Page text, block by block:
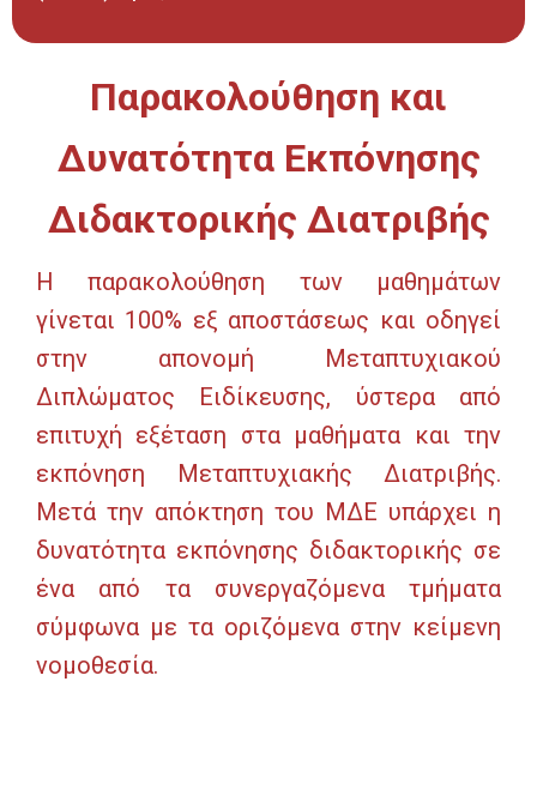
Παρακολούθηση και
Δυνατότητα Εκπόνησης
Διδακτορικής Διατριβής
Η παρακολούθηση των μαθημάτων
γίνεται 100% εξ αποστάσεως και οδηγεί
στην απονομή Μεταπτυχιακού
Διπλώματος Ειδίκευσης, ύστερα από
επιτυχή εξέταση στα μαθήματα και την
εκπόνηση Μεταπτυχιακής Διατριβής.
Μετά την απόκτηση του ΜΔΕ υπάρχει η
δυνατότητα εκπόνησης διδακτορικής σε
ένα από τα συνεργαζόμενα τμήματα
σύμφωνα με τα οριζόμενα στην κείμενη
νομοθεσία.